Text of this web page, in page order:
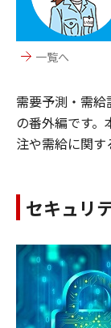
一覧へ
需要予測・需給
の番外編です
注や需給に関す
セキュリ